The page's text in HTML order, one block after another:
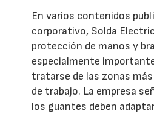
En varios contenidos
corporativo, Solda
protección de manos y
especialmente
tratarse de las zonas
de trabajo. La empresa
los guantes deben